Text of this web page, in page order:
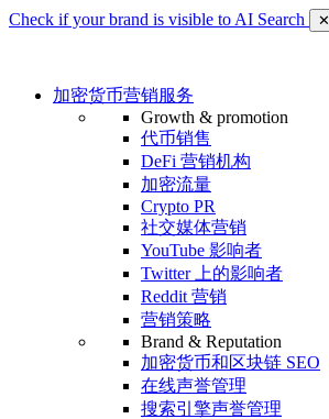
Check if your brand is visible to AI Search ✕
加密货币营销服务
Growth & promotion
代币销售
DeFi 营销机构
加密流量
Crypto PR
社交媒体营销
YouTube 影响者
Twitter 上的影响者
Reddit 营销
营销策略
Brand & Reputation
加密货币和区块链 SEO
在线声誉管理
搜索引擎声誉管理